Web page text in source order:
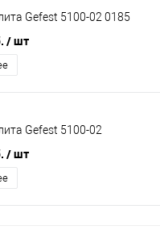
Gefest 5100-02 0185
/ шт
Gefest 5100-02
/ шт